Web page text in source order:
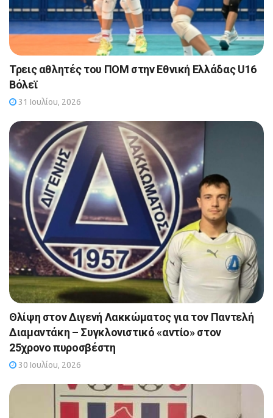
Τρεις αθλητές του ΠΟΜ στην Εθνική Ελλάδας U16
Βόλεϊ
31 Ιουλίου, 2026
Θλίψη στον Διγενή Λακκώματος για τον Παντελή
Διαμαντάκη – Συγκλονιστικό «αντίο» στον
25χρονο πυροσβέστη
30 Ιουλίου, 2026